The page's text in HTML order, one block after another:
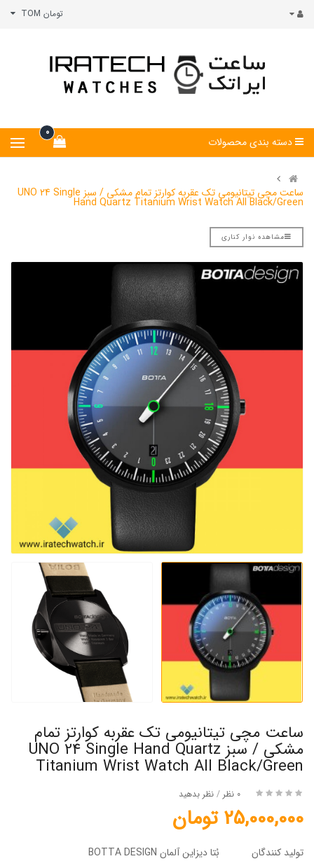
تومان TOM
0
دسته بندی محصولات
ساعت مچی تیتانیومی تک عقربه کوارتز تمام مشکی / سبز UNO 24 Single
Hand Quartz Titanium Wrist Watch All Black/Green
مشاهده نوار کناری
ساعت مچی تیتانیومی تک عقربه کوارتز تمام
مشکی / سبز UNO 24 Single Hand Quartz
Titanium Wrist Watch All Black/Green
0 نظر / نظر بدهید
25,000,000 تومان
تولید کنندگان
بُتا دیزاین آلمان BOTTA DESIGN